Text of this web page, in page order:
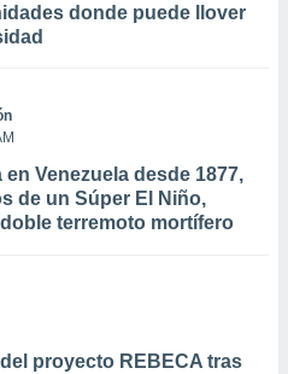
donde puede llover
en Venezuela desde 1877,
de un Súper El Niño,
terremoto mortífero
proyecto REBECA tras